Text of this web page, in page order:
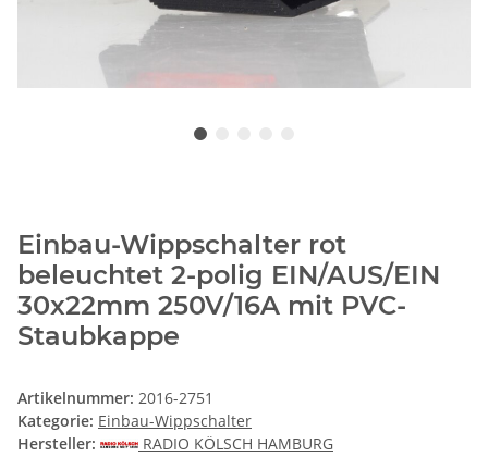
Einbau-Wippschalter rot
beleuchtet 2-polig EIN/AUS/EIN
30x22mm 250V/16A mit PVC-
Staubkappe
Artikelnummer: 2016-2751
Kategorie: Einbau-Wippschalter
Hersteller:
RADIO KÖLSCH HAMBURG